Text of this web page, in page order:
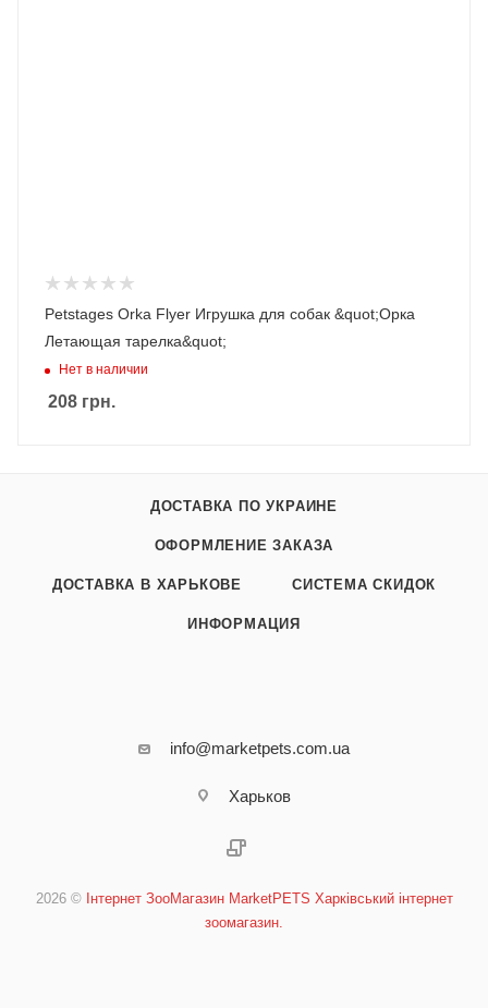
Petstages Orka Flyer Игрушка для собак &quot;Орка
Летающая тарелка&quot;
Нет в наличии
208 грн.
ДОСТАВКА ПО УКРАИНЕ
ОФОРМЛЕНИЕ ЗАКАЗА
ДОСТАВКА В ХАРЬКОВЕ СИСТЕМА СКИДОК
ИНФОРМАЦИЯ
info@marketpets.com.ua
Харьков
2026 © Інтернет ЗооМагазин MarketPETS Харківський інтернет
зоомагазин.